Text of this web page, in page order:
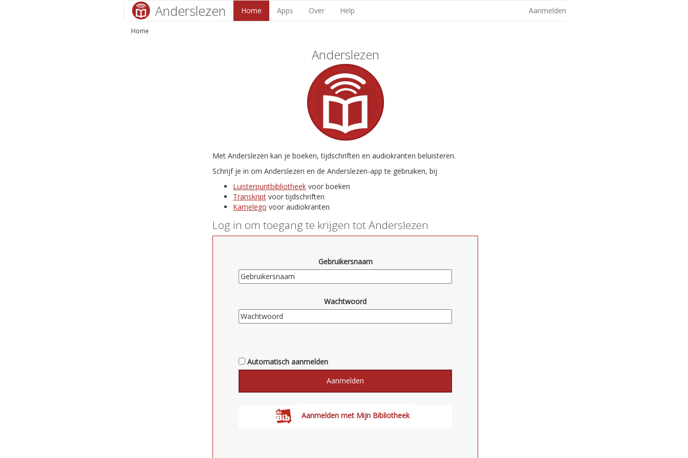
Anderslezen Home Apps Over Help Aanmelden
Home
Anderslezen
Met Anderslezen kan je boeken, tijdschriften en audiokranten beluisteren.
Schrijf je in om Anderslezen en de Anderslezen-app te gebruiken, bij
Luisterpuntbibliotheek voor boeken
Transkript voor tijdschriften
Kamelego voor audiokranten
Log in om toegang te krijgen tot Anderslezen
Gebruikersnaam
Wachtwoord
Automatisch aanmelden